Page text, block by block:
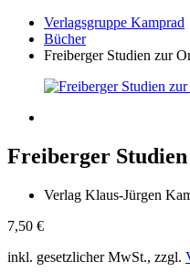
Verlagsgruppe Kamprad
Bücher
Freiberger Studien zur
Freiberger
Verlag Klaus-Jürgen
7,50 €
inkl. gesetzlicher MwSt., zzgl.